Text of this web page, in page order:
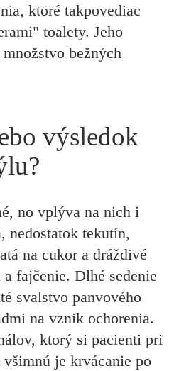
ktoré takpovediac
toalety. Jeho
bežných
výsledok
no vplýva na nich i
nedostatok tekutín,
na cukor a dráždivé
fajčenie. Dlhé sedenie
svalstvo panvového
na vznik ochorenia.
ktorý si pacienti pri
je krvácanie po